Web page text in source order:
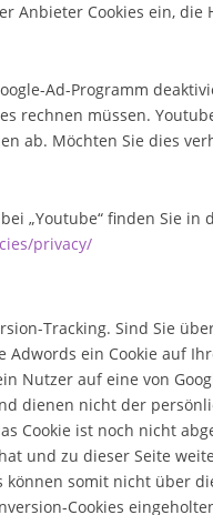
Anbieter Cookies ein,
Ad-Programm
rechnen müssen.
ab. Möchten Sie dies
„Youtube“ finden Sie
privacy/
Tracking. Sind Sie
Adwords ein Cookie auf
Nutzer auf eine von
dienen nicht der
Cookie ist noch nicht
und zu dieser Seite
können somit nicht über
Cookies